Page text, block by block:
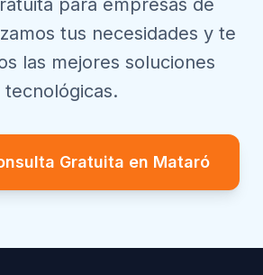
para empresas de
tus necesidades y te
las mejores soluciones
tecnológicas.
Gratuita en Mataró